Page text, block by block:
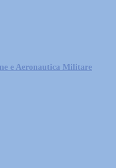
e Aeronautica Militare